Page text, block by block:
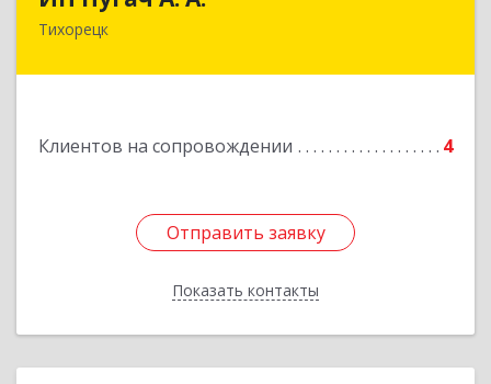
Тихорецк
Клиентов на сопровождении 4
Отправить заявку
Показать контакты
352114, Краснодарский край, Тихорецкий р-н,
Подробнее
Отправить заявку
Назад